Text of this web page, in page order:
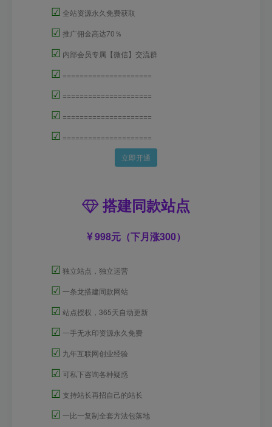
☑ 全站资源永久免费获取
☑ 推广佣金高达70％
☑ 内部会员专属【微信】交流群
☑ =====================
☑ =====================
☑ =====================
☑ =====================
立即开通
搭建同款站点
998元（下月涨300）
☑ 独立站点，独立运营
☑ 一条龙搭建同款网站
☑ 站点授权，365天自动更新
☑ 一手无水印资源永久免费
☑ 九年互联网创业经验
☑ 可私下咨询各种疑惑
☑ 支持站长再招自己的站长
☑ 一比一复制全套方法包落地